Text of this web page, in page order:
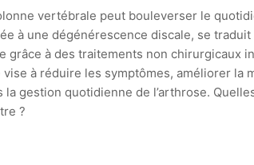
vertébrale peut bouleverser le
à une dégénérescence discale, se
grâce à des traitements non chirurgicaux
à réduire les symptômes, améliorer
la gestion quotidienne de l’arthrose.
?